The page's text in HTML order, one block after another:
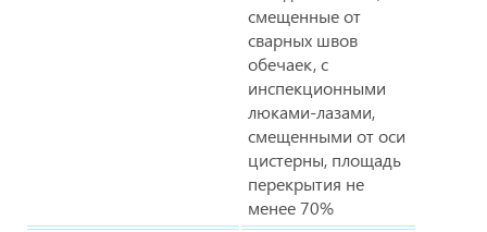
смещенные от
сварных швов
обечаек, с
инспекционными
люками-лазами,
смещенными от оси
цистерны, площадь
перекрытия не
менее 70%